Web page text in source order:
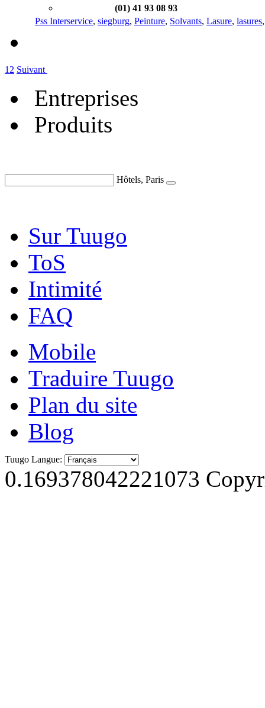
(01) 41 93 08 93
Pss Interservice, siegburg, Peinture, Solvants, Lasure, lasures
1 2 Suivant
Entreprises
Produits
Hôtels, Paris
Sur Tuugo
ToS
Intimité
FAQ
Mobile
Traduire Tuugo
Plan du site
Blog
Tuugo Langue:
0.169378042221073